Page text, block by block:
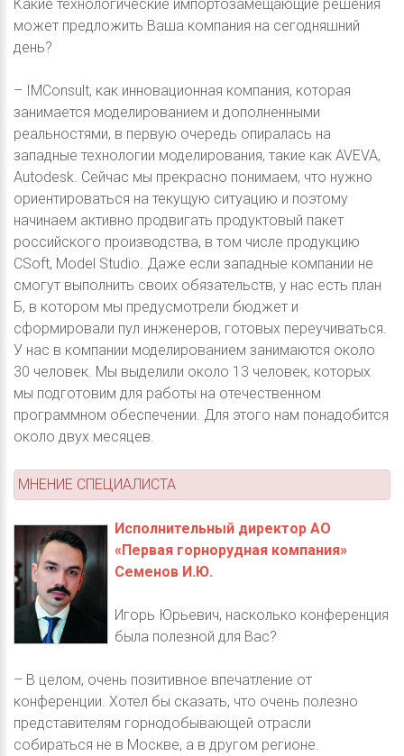
Какие технологические импортозамещающие решения
может предложить Ваша компания на сегодняшний
день?
– IMConsult, как инновационная компания, которая
занимается моделированием и дополненными
реальностями, в первую очередь опиралась на
западные технологии моделирования, такие как AVEVA,
Autodesk. Сейчас мы прекрасно понимаем, что нужно
ориентироваться на текущую ситуацию и поэтому
начинаем активно продвигать продуктовый пакет
российского производства, в том числе продукцию
CSoft, Model Studio. Даже если западные компании не
смогут выполнить своих обязательств, у нас есть план
Б, в котором мы предусмотрели бюджет и
сформировали пул инженеров, готовых переучиваться.
У нас в компании моделированием занимаются около
30 человек. Мы выделили около 13 человек, которых
мы подготовим для работы на отечественном
программном обеспечении. Для этого нам понадобится
около двух месяцев.
МНЕНИЕ СПЕЦИАЛИСТА
Исполнительный директор АО
«Первая горнорудная компания»
Семенов И.Ю.
Игорь Юрьевич, насколько конференция
была полезной для Вас?
– В целом, очень позитивное впечатление от
конференции. Хотел бы сказать, что очень полезно
представителям горнодобывающей отрасли
собираться не в Москве, а в другом регионе.